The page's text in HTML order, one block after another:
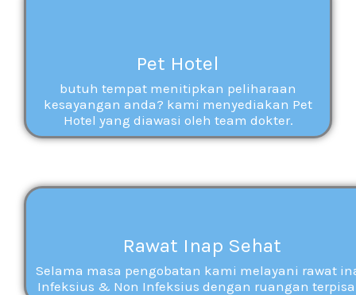
Pet Hotel
butuh tempat menitipkan peliharaan
kesayangan anda? kami menyediakan Pet
Hotel yang diawasi oleh team dokter.
Rawat Inap Sehat
Selama masa pengobatan kami melayani rawat
Infeksius & Non Infeksius dengan ruangan